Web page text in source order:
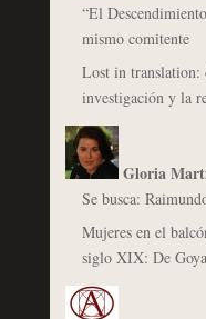
“El
mismo comitente
Lost in translation:
investigación y la
Gloria
Se busca:
Mujeres en el
siglo XIX: De